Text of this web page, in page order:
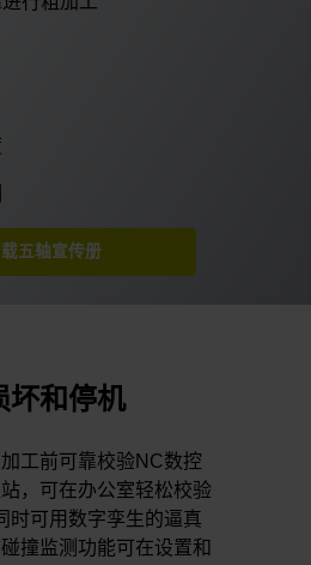
载五轴宣传册
坏和停机
工前可靠校验NC数控
，可在办公室轻松校验
时可用数字孪生的逼真
撞监测功能可在设置和